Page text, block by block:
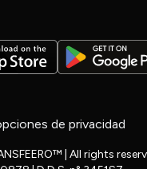
de privacidad
| All rights